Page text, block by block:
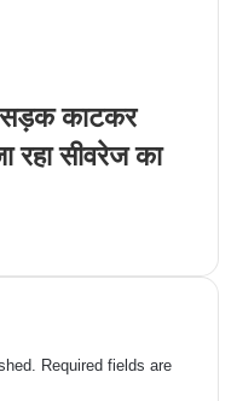
सड़क काटकर
रहा सीवरेज का
Required fields are